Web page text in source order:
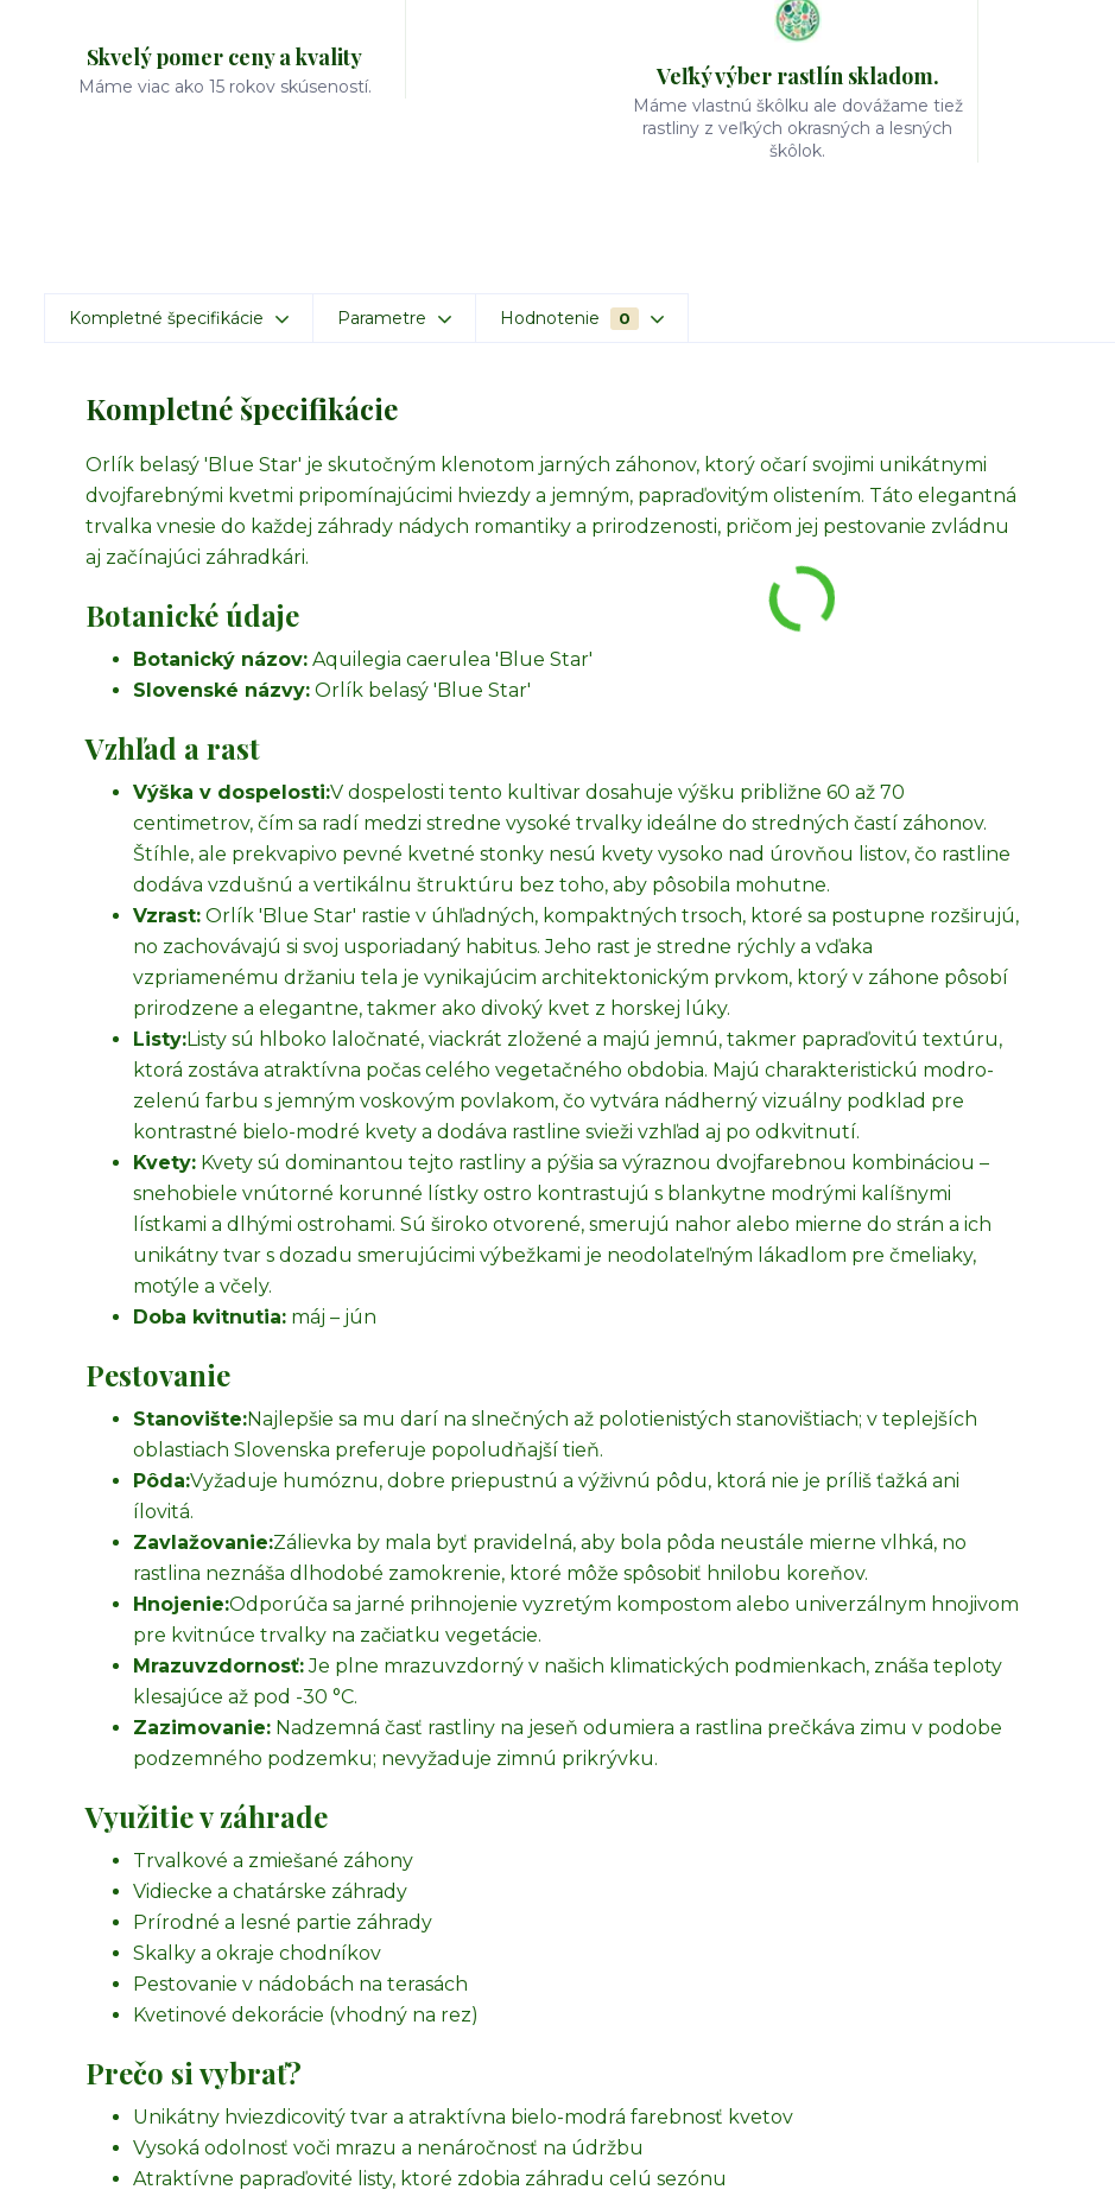
Skvelý pomer ceny a kvality
Máme viac ako 15 rokov skúseností. Veľký výber rastlín skladom.
Máme vlastnú škôlku ale dovážame tiež
rastliny z veľkých okrasných a lesných
škôlok.
Kompletné špecifikácie Parametre Hodnotenie 0
Kompletné špecifikácie
Orlík belasý 'Blue Star' je skutočným klenotom jarných záhonov, ktorý očarí svojimi unikátnymi
dvojfarebnými kvetmi pripomínajúcimi hviezdy a jemným, papraďovitým olistením. Táto elegantná
trvalka vnesie do každej záhrady nádych romantiky a prirodzenosti, pričom jej pestovanie zvládnu
aj začínajúci záhradkári.
Botanické údaje
Botanický názov: Aquilegia caerulea 'Blue Star'
Slovenské názvy: Orlík belasý 'Blue Star'
Vzhľad a rast
Výška v dospelosti:V dospelosti tento kultivar dosahuje výšku približne 60 až 70
centimetrov, čím sa radí medzi stredne vysoké trvalky ideálne do stredných častí záhonov.
Štíhle, ale prekvapivo pevné kvetné stonky nesú kvety vysoko nad úrovňou listov, čo rastline
dodáva vzdušnú a vertikálnu štruktúru bez toho, aby pôsobila mohutne.
Vzrast: Orlík 'Blue Star' rastie v úhľadných, kompaktných trsoch, ktoré sa postupne rozširujú,
no zachovávajú si svoj usporiadaný habitus. Jeho rast je stredne rýchly a vďaka
vzpriamenému držaniu tela je vynikajúcim architektonickým prvkom, ktorý v záhone pôsobí
prirodzene a elegantne, takmer ako divoký kvet z horskej lúky.
Listy:Listy sú hlboko laločnaté, viackrát zložené a majú jemnú, takmer papraďovitú textúru,
ktorá zostáva atraktívna počas celého vegetačného obdobia. Majú charakteristickú modro-
zelenú farbu s jemným voskovým povlakom, čo vytvára nádherný vizuálny podklad pre
kontrastné bielo-modré kvety a dodáva rastline svieži vzhľad aj po odkvitnutí.
Kvety: Kvety sú dominantou tejto rastliny a pýšia sa výraznou dvojfarebnou kombináciou –
snehobiele vnútorné korunné lístky ostro kontrastujú s blankytne modrými kalíšnymi
lístkami a dlhými ostrohami. Sú široko otvorené, smerujú nahor alebo mierne do strán a ich
unikátny tvar s dozadu smerujúcimi výbežkami je neodolateľným lákadlom pre čmeliaky,
motýle a včely.
Doba kvitnutia: máj – jún
Pestovanie
Stanovište:Najlepšie sa mu darí na slnečných až polotienistých stanovištiach; v teplejších
oblastiach Slovenska preferuje popoludňajší tieň.
Pôda:Vyžaduje humóznu, dobre priepustnú a výživnú pôdu, ktorá nie je príliš ťažká ani
ílovitá.
Zavlažovanie:Zálievka by mala byť pravidelná, aby bola pôda neustále mierne vlhká, no
rastlina neznáša dlhodobé zamokrenie, ktoré môže spôsobiť hnilobu koreňov.
Hnojenie:Odporúča sa jarné prihnojenie vyzretým kompostom alebo univerzálnym hnojivom
pre kvitnúce trvalky na začiatku vegetácie.
Mrazuvzdornosť:Je plne mrazuvzdorný v našich klimatických podmienkach, znáša teploty
klesajúce až pod -30 °C.
Zazimovanie: Nadzemná časť rastliny na jeseň odumiera a rastlina prečkáva zimu v podobe
podzemného podzemku; nevyžaduje zimnú prikrývku.
Využitie v záhrade
Trvalkové a zmiešané záhony
Vidiecke a chatárske záhrady
Prírodné a lesné partie záhrady
Skalky a okraje chodníkov
Pestovanie v nádobách na terasách
Kvetinové dekorácie (vhodný na rez)
Prečo si vybrať?
Unikátny hviezdicovitý tvar a atraktívna bielo-modrá farebnosť kvetov
Vysoká odolnosť voči mrazu a nenáročnosť na údržbu
Atraktívne papraďovité listy, ktoré zdobia záhradu celú sezónu